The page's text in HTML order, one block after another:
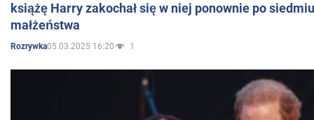
książę Harry zakochał się w niej ponownie po
małżeństwa
Rozrywka05.03.2025 16:20 1